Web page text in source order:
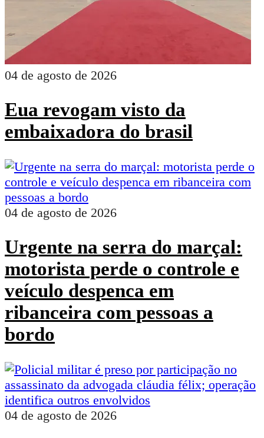
04 de agosto de 2026
Eua revogam visto da
embaixadora do brasil
04 de agosto de 2026
Urgente na serra do marçal:
motorista perde o controle e
veículo despenca em
ribanceira com pessoas a
bordo
04 de agosto de 2026